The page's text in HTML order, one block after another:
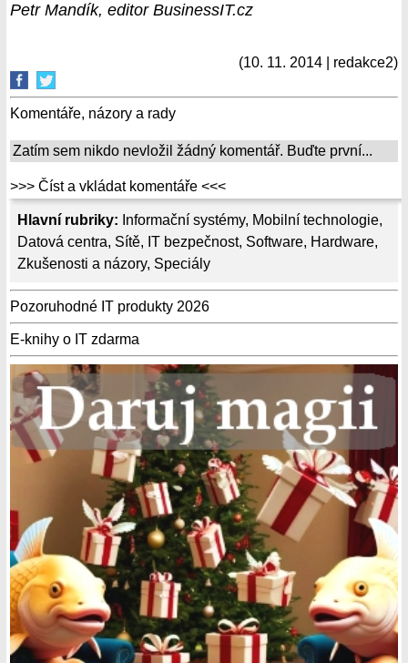
Hlavní rubriky: Informační systémy, Mobilní technologie,
Datová centra, Sítě, IT bezpečnost, Software, Hardware,
Zkušenosti a názory, Speciály
Pozoruhodné IT produkty 2026
E-knihy o IT zdarma
Petr Mandík, editor BusinessIT.cz
(10. 11. 2014 | redakce2)
Komentáře, názory a rady
Zatím sem nikdo nevložil žádný komentář. Buďte první...
>>> Číst a vkládat komentáře <<<